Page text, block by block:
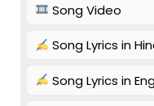
Song Video
Song Lyrics in
Song Lyrics in